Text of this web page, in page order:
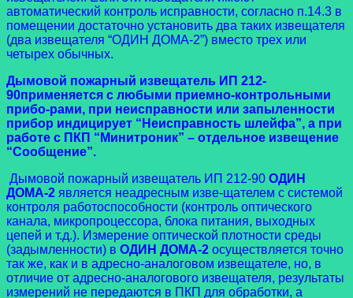
автоматический контроль исправности, согласно п.14.3 в
помещении достаточно установить два таких извещателя
(два извещателя “ОДИН ДОМА-2”) вместо трех или
четырех обычных.
Дымовой пожарный извещатель ИП 212-
90применяется с любыми приемно-контрольными
прибо-рами, при неисправности или запыленности
прибор индицирует “Неисправность шлейфа”, а при
работе с ПКП “Минитроник” – отдельное извещение
“Сообщение”.
Дымовой пожарный извещатель ИП 212-90 ОДИН
ДОМА-2 является неадресным изве-щателем с системой
контроля работоспособности (контроль оптического
канала, микропроцессора, блока питания, выходных
цепей и т.д.). Измерение оптической плотности среды
(задымленности) в ОДИН ДОМА-2 осуществляется точно
так же, как и в адресно-аналоговом извещателе, но, в
отличие от адресно-аналогового извещателя, результаты
измерений не передаются в ПКП для обработки, а